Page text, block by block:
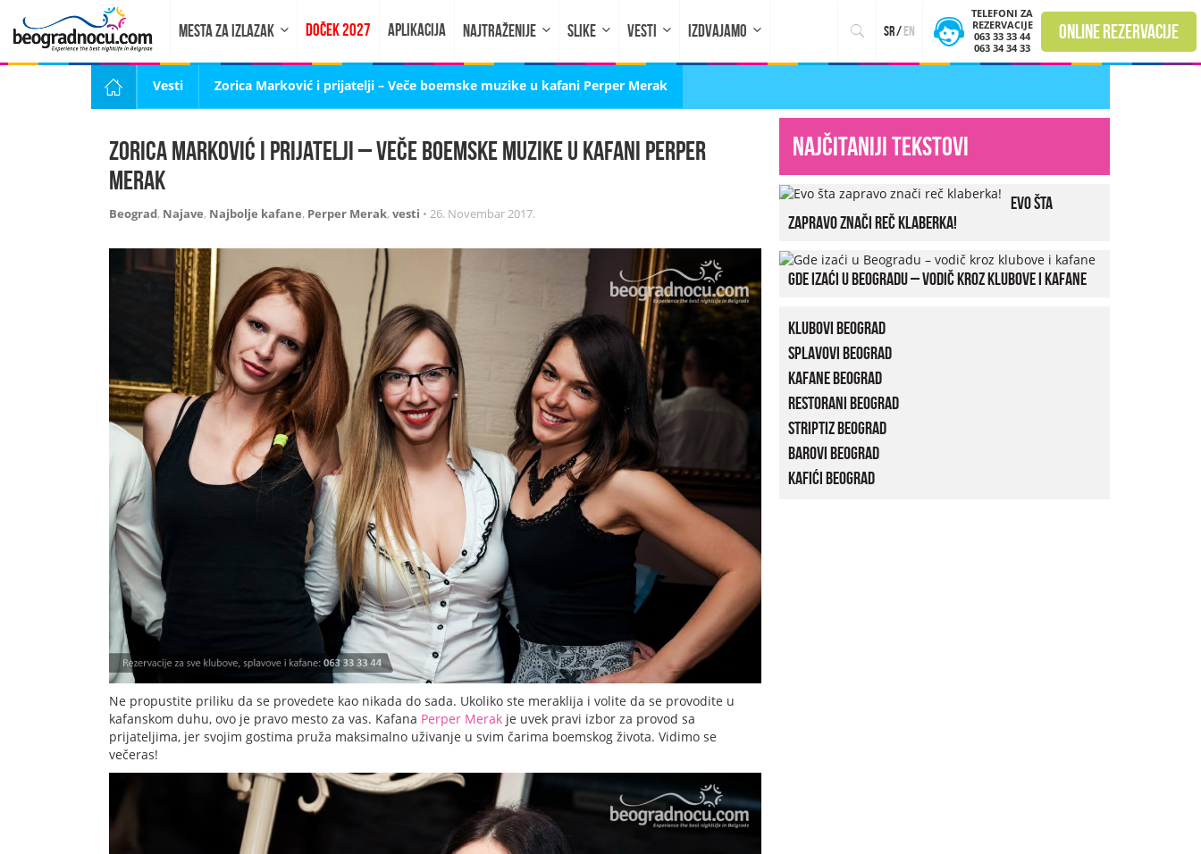
MESTA ZA IZLAZAK DOČEK 2027 APLIKACIJA NAJTRAŽENIJE SLIKE VESTI IZDVAJAMO sr/en
TELEFONI ZA
REZERVACIJE
063 33 33 44
063 34 34 33
online rezervacije
Vesti Zorica Marković i prijatelji – Veče boemske muzike u kafani Perper Merak
Zorica Marković i prijatelji – Veče boemske muzike u kafani Perper
Merak
Beograd, Najave, Najbolje kafane, Perper Merak, vesti • 26. Novembar 2017.
Ne propustite priliku da se provedete kao nikada do sada. Ukoliko ste meraklija i volite da se provodite u
kafanskom duhu, ovo je pravo mesto za vas. Kafana Perper Merak je uvek pravi izbor za provod sa
prijateljima, jer svojim gostima pruža maksimalno uživanje u svim čarima boemskog života. Vidimo se
večeras!
Najčitaniji tekstovi
Evo šta
zapravo znači reč klaberka!
Gde izaći u Beogradu – vodič kroz klubove i kafane
Klubovi Beograd
Splavovi Beograd
Kafane Beograd
Restorani Beograd
Striptiz Beograd
Barovi Beograd
Kafići Beograd